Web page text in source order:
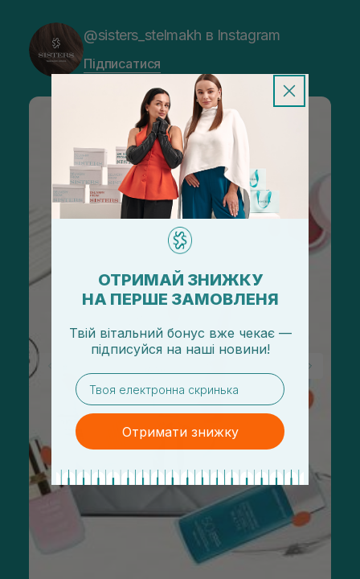
@sisters_stelmakh в Instagram
Підписатися
ОТРИМАЙ ЗНИЖКУ
НА ПЕРШЕ ЗАМОВЛЕНЯ
Твій вітальний бонус вже чекає —
підписуйся на наші новини!
email
Отримати знижку